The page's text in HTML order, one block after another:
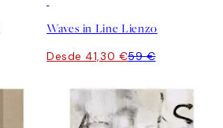
Waves in Line Lienzo
Desde 41,30 €59 €